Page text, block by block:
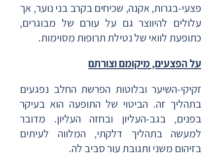
פצעי-בגרות, אקנה, שכיחים בקרב בני נוער, אך
עלולים להיווצר גם על עורם של מבוגרים,
כתופעת לוואי של נטילת תרופות מסוימות.
על הפצעים, מיקומם וצורתם
זקיקי-השיער ובלוטות הפרשת החלב נפגעים
בתהליך זה. הביטוי של התופעה הוא בעיקר
בפנים, בגב-העליון ובחזה העליון. מדובר
למעשה בתהליך דלקתי, המלווה לעיתים
בזיהום משני ותגובת עור סביב לה.